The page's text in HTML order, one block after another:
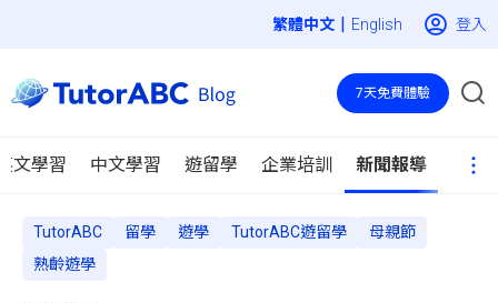
| English 登入
文學習 中文學習 遊留學 企業培訓 新聞報導
7天免費體驗
TutorABC 留學 遊學 TutorABC遊留學
母親節
熟齡遊學